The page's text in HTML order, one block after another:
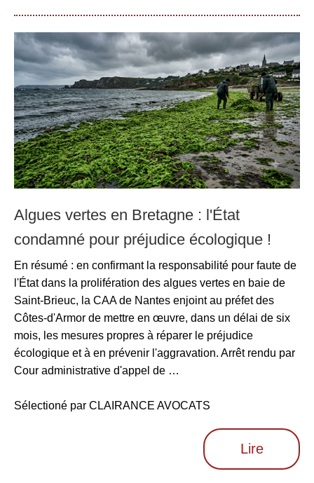
Algues vertes en Bretagne : l'État
condamné pour préjudice écologique !
En résumé : en confirmant la responsabilité pour faute de
l'État dans la prolifération des algues vertes en baie de
Saint-Brieuc, la CAA de Nantes enjoint au préfet des
Côtes-d'Armor de mettre en œuvre, dans un délai de six
mois, les mesures propres à réparer le préjudice
écologique et à en prévenir l'aggravation. Arrêt rendu par
Cour administrative d'appel de …
Sélectioné par CLAIRANCE AVOCATS
Lire